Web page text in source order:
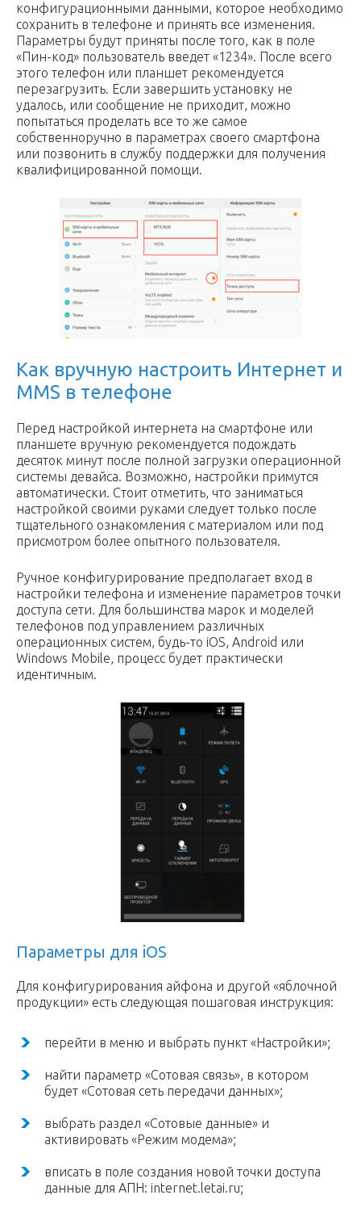
конфигурационными данными, которое необходимо
сохранить в телефоне и принять все изменения.
Параметры будут приняты после того, как в поле
«Пин-код» пользователь введет «1234». После всего
этого телефон или планшет рекомендуется
перезагрузить. Если завершить установку не
удалось, или сообщение не приходит, можно
попытаться проделать все то же самое
собственноручно в параметрах своего смартфона
или позвонить в службу поддержки для получения
квалифицированной помощи.
Как вручную настроить Интернет и
MMS в телефоне
Перед настройкой интернета на смартфоне или
планшете вручную рекомендуется подождать
десяток минут после полной загрузки операционной
системы девайса. Возможно, настройки примутся
автоматически. Стоит отметить, что заниматься
настройкой своими руками следует только после
тщательного ознакомления с материалом или под
присмотром более опытного пользователя.
Ручное конфигурирование предполагает вход в
настройки телефона и изменение параметров точки
доступа сети. Для большинства марок и моделей
телефонов под управлением различных
операционных систем, будь-то iOS, Android или
Windows Mobile, процесс будет практически
идентичным.
Параметры для iOS
Для конфигурирования айфона и другой «яблочной
продукции» есть следующая пошаговая инструкция:
перейти в меню и выбрать пункт «Настройки»;
найти параметр «Сотовая связь», в котором
будет «Сотовая сеть передачи данных»;
выбрать раздел «Сотовые данные» и
активировать «Режим модема»;
вписать в поле создания новой точки доступа
данные для АПН: internet.letai.ru;